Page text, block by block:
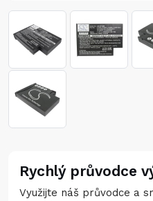
Rychlý průvodce
Využijte náš průvodce a